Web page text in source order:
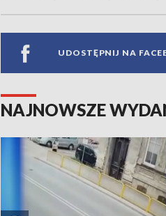
UDOSTĘPNIJ NA
NAJNOWSZE